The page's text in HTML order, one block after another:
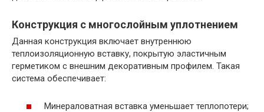
Конструкция с многослойным уплотнением
Данная конструкция включает внутреннюю
теплоизоляционную вставку, покрытую эластичным
герметиком с внешним декоративным профилем. Такая
система обеспечивает:
Минераловатная вставка уменьшает теплопотери;